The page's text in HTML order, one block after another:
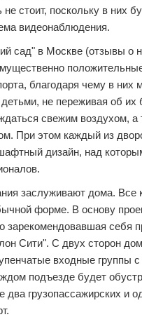
стоит, поскольку в них
видеонаблюдения.
сад" в Москве (отзывы о
благодаря чему в них
не переживая об их
свежим воздухом, а
При этом каждый из
дизайн, над
заслуживают дома. Все
форме. В основу
зарекомендовавшая себя
Сити". С двух сторон
входные группы
подъезде будет
два грузопассажирских и